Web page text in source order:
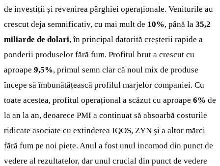
de investiții și revenirea pârghiei operaționale. Veniturile au
crescut deja semnificativ, cu mai mult de 10%, până la 35,2
miliarde de dolari, în principal datorită creșterii rapide a
ponderii produselor fără fum. Profitul brut a crescut cu
aproape 9,5%, primul semn clar că noul mix de produse
începe să îmbunătățească profilul marjelor companiei. Cu
toate acestea, profitul operațional a scăzut cu aproape 6% de
la an la an, deoarece PMI a continuat să absoarbă costurile
ridicate asociate cu extinderea IQOS, ZYN și a altor mărci
fără fum pe noi piețe. Anul a fost unul incomod din punct de
vedere al rezultatelor, dar unul crucial din punct de vedere